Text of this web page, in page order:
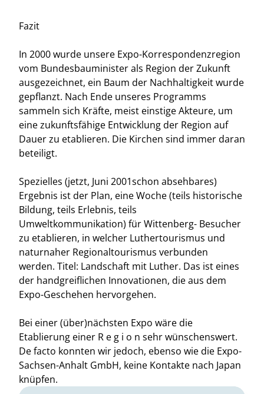
Fazit
In 2000 wurde unsere Expo-Korrespondenzregion
vom Bundesbauminister als Region der Zukunft
ausgezeichnet, ein Baum der Nachhaltigkeit wurde
gepflanzt. Nach Ende unseres Programms
sammeln sich Kräfte, meist einstige Akteure, um
eine zukunftsfähige Entwicklung der Region auf
Dauer zu etablieren. Die Kirchen sind immer daran
beteiligt.
Spezielles (jetzt, Juni 2001schon absehbares)
Ergebnis ist der Plan, eine Woche (teils historische
Bildung, teils Erlebnis, teils
Umweltkommunikation) für Wittenberg- Besucher
zu etablieren, in welcher Luthertourismus und
naturnaher Regionaltourismus verbunden
werden. Titel: Landschaft mit Luther. Das ist eines
der handgreiflichen Innovationen, die aus dem
Expo-Geschehen hervorgehen.
Bei einer (über)nächsten Expo wäre die
Etablierung einer R e g i o n sehr wünschenswert.
De facto konnten wir jedoch, ebenso wie die Expo-
Sachsen-Anhalt GmbH, keine Kontakte nach Japan
knüpfen.